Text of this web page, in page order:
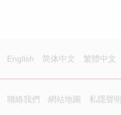
English 简体中文 繁體中文
聯絡我們 網站地圖 私隱聲明